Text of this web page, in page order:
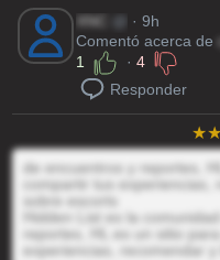
XNC
· 9h
Comentó acerca de
1
·4
Responder
de encuentros y reportes,
compartir tus
sobre escorts
Hidden List es la
reportes, HL es un sitio
experiencias, recomendar